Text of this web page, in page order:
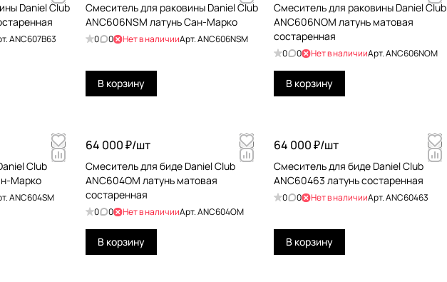
Daniel Club
ANC607B63
Смеситель для раковины Daniel Club
ANC606NSM латунь Сан-Марко
0 0 Нет в наличииАрт.ANC606NSM
В корзину
Смеситель для раковины Daniel Club
ANC606NOM латунь матовая
состаренная
0 0 Нет в наличииАрт.ANC606NOM
В корзину
Club
Марко
ANC604SM
64 000 ₽/шт
Смеситель для биде Daniel Club
ANC604OM латунь матовая
состаренная
0 0 Нет в наличииАрт.ANC604OM
В корзину
64 000 ₽/шт
Смеситель для биде Daniel Club
ANC60463 латунь состаренная
0 0 Нет в наличииАрт.ANC60463
В корзину